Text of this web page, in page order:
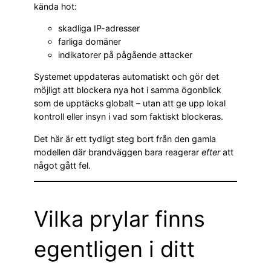
kända hot:
skadliga IP-adresser
farliga domäner
indikatorer på pågående attacker
Systemet uppdateras automatiskt och gör det
möjligt att blockera nya hot i samma ögonblick
som de upptäcks globalt – utan att ge upp lokal
kontroll eller insyn i vad som faktiskt blockeras.
Det här är ett tydligt steg bort från den gamla
modellen där brandväggen bara reagerar efteratt
något gått fel.
Vilka prylar finns
egentligen i ditt